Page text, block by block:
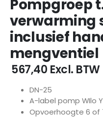
naar
het
begin
van
de
afbeeldingen-
gallerij
Pompgroep
verwarming
inclusief
mengventiel
€ 567,40 Excl. BTW
DN-25
A-label pomp WIlo
Opvoerhoogte 6 of